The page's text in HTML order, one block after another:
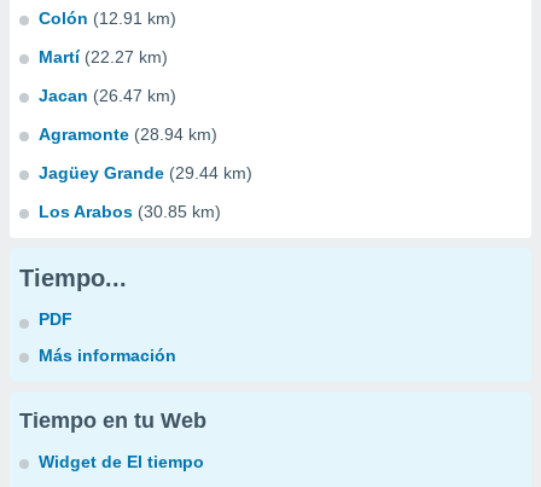
Colón (12.91 km)
Martí (22.27 km)
Jacan (26.47 km)
Agramonte (28.94 km)
Jagüey Grande (29.44 km)
Los Arabos (30.85 km)
Tiempo...
PDF
Más información
Tiempo en tu Web
Widget de El tiempo